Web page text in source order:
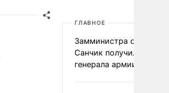
ГЛАВНОЕ
Замминистра обороны
Санчик получил звание
генерала армии